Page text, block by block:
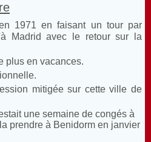
1971 en faisant un tour par
Madrid avec le retour sur la
plus en vacances.
mitigée sur cette ville de
une semaine de congés à
prendre à Benidorm en janvier